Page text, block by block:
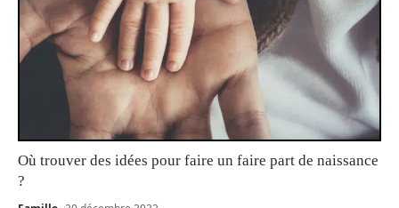
Où trouver des idées pour faire un faire part de naissance
?